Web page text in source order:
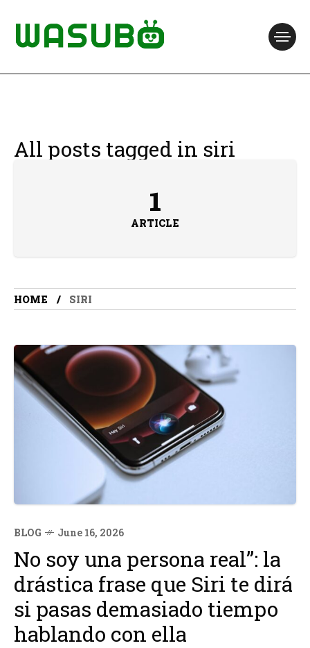
All posts tagged in siri
1
ARTICLE
HOME SIRI
BLOG June 16, 2026
No soy una persona real”: la
drástica frase que Siri te dirá
si pasas demasiado tiempo
hablando con ella